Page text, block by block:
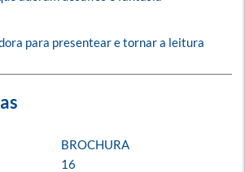
para presentear e tornar a leitura
BROCHURA
16